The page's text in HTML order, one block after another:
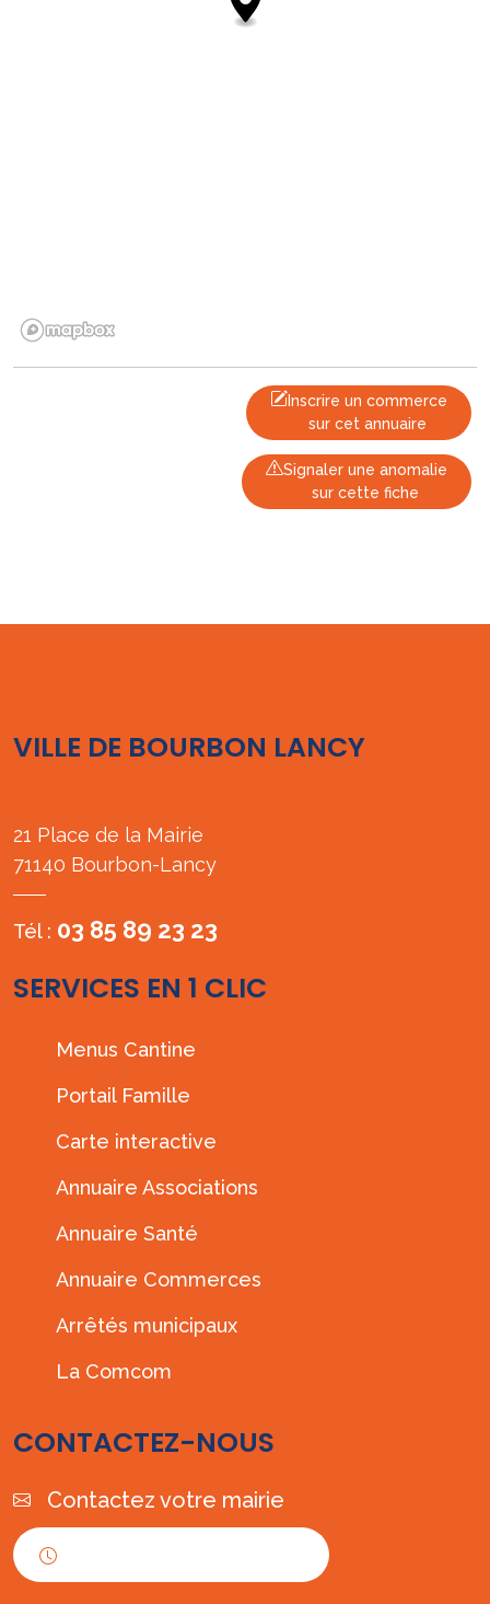
Inscrire un commerce
sur cet annuaire
Signaler une anomalie
sur cette fiche
VILLE DE BOURBON LANCY
21 Place de la Mairie
71140 Bourbon-Lancy
Tél : 03 85 89 23 23
SERVICES EN 1 CLIC
Menus Cantine
Portail Famille
Carte interactive
Annuaire Associations
Annuaire Santé
Annuaire Commerces
Arrêtés municipaux
La Comcom
CONTACTEZ-NOUS
Contactez votre mairie